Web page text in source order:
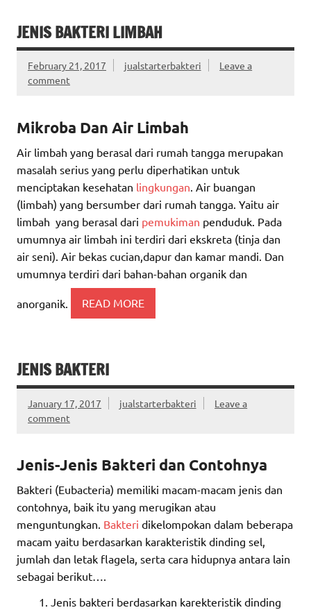
JENIS BAKTERI LIMBAH
February 21, 2017 jualstarterbakteri
Leave a
comment
Mikroba Dan Air Limbah
Air limbah yang berasal dari rumah tangga merupakan
masalah serius yang perlu diperhatikan untuk
menciptakan kesehatan lingkungan . Air buangan
(limbah) yang bersumber dari rumah tangga. Yaitu air
limbah yang berasal dari pemukiman penduduk. Pada
umumnya air limbah ini terdiri dari ekskreta (tinja dan
air seni). Air bekas cucian,dapur dan kamar mandi. Dan
umumnya terdiri dari bahan-bahan organik dan
anorganik. READ MORE
JENIS BAKTERI
January 17, 2017 jualstarterbakteri
Leave a
comment
Jenis-Jenis Bakteri dan Contohnya
Bakteri (Eubacteria) memiliki macam-macam jenis dan
contohnya, baik itu yang merugikan atau
menguntungkan. Bakteri dikelompokan dalam beberapa
macam yaitu berdasarkan karakteristik dinding sel,
jumlah dan letak flagela, serta cara hidupnya antara lain
sebagai berikut….
Jenis bakteri berdasarkan karekteristik dinding